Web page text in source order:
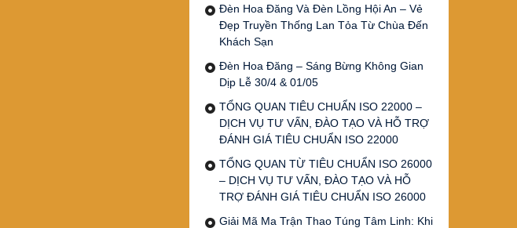
Đèn Hoa Đăng Và Đèn Lồng Hội An – Vẻ
Đẹp Truyền Thống Lan Tỏa Từ Chùa Đến
Khách Sạn
Đèn Hoa Đăng – Sáng Bừng Không Gian
Dịp Lễ 30/4 & 01/05
TỔNG QUAN TIÊU CHUẨN ISO 22000 –
DỊCH VỤ TƯ VẤN, ĐÀO TẠO VÀ HỖ TRỢ
ĐÁNH GIÁ TIÊU CHUẨN ISO 22000
TỔNG QUAN TỪ TIÊU CHUẨN ISO 26000
– DỊCH VỤ TƯ VẤN, ĐÀO TẠO VÀ HỖ
TRỢ ĐÁNH GIÁ TIÊU CHUẨN ISO 26000
Giải Mã Ma Trận Thao Túng Tâm Linh: Khi